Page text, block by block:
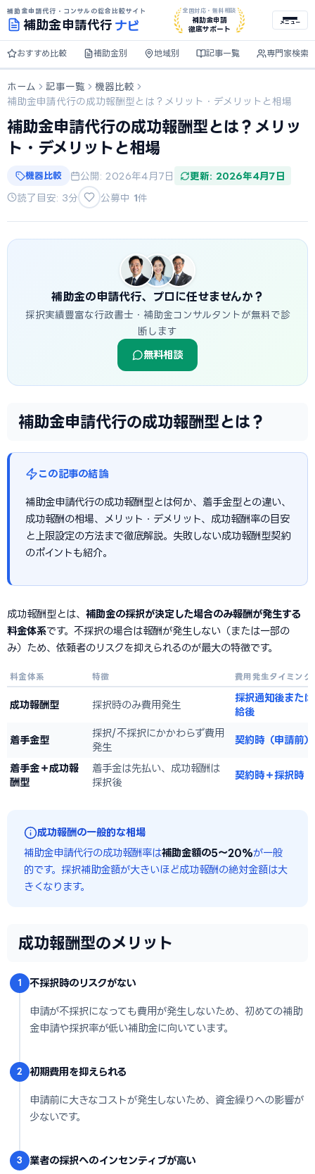
補助金申請代行・コンサルの総合比較サイト
補助金申請代行 ナビ
全国対応・無料相談
補助金申請
徹底サポート
メニュー
おすすめ比較 補助金別 地域別 記事一覧 専門家検索
ホーム 記事一覧
機器比較
補助金申請代行の成功報酬型とは？メリット・デメリットと相場
補助金申請代行の成功報酬型とは？メリッ
ト・デメリットと相場
機器比較 公開: 2026年4月7日 更新: 2026年4月7日
読了目安: 3分 公募中 1件
補助金の申請代行、プロに任せませんか？
採択実績豊富な行政書士・補助金コンサルタントが無料で診
断します
無料相談
補助金申請代行の成功報酬型とは？
この記事の結論
補助金申請代行の成功報酬型とは何か、着手金型との違い、
成功報酬の相場、メリット・デメリット、成功報酬率の目安
と上限設定の方法まで徹底解説。失敗しない成功報酬型契約
のポイントも紹介。
成功報酬型とは、 補助金の採択が決定した場合のみ報酬が発生する
料金体系です。不採択の場合は報酬が発生しない（または一部の
み）ため、依頼者のリスクを抑えられるのが最大の特徴です。
料金体系 特徴 費用発生タイミング
成功報酬型 採択時のみ費用発生
採択通知後また
給後
着手金型
採択/不採択にかかわらず費用
発生
契約時（申請前）
着手金＋成功報
酬型
着手金は先払い、成功報酬は
採択後
契約時＋採択時
成功報酬の一般的な相場
補助金申請代行の成功報酬率は補助金額の5〜20%が一般
的です。採択補助金額が大きいほど成功報酬の絶対金額は大
きくなります。
成功報酬型のメリット
1 不採択時のリスクがない
申請が不採択になっても費用が発生しないため、初めての補助
金申請や採択率が低い補助金に向いています。
2 初期費用を抑えられる
申請前に大きなコストが発生しないため、資金繰りへの影響が
少ないです。
3 業者の採択へのインセンティブが高い